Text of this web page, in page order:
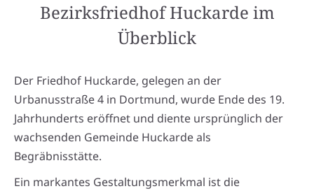
Bezirksfriedhof Huckarde im
Überblick
Der Friedhof Huckarde, gelegen an der
Urbanusstraße 4 in Dortmund, wurde Ende des 19.
Jahrhunderts eröffnet und diente ursprünglich der
wachsenden Gemeinde Huckarde als
Begräbnisstätte.
Ein markantes Gestaltungsmerkmal ist die